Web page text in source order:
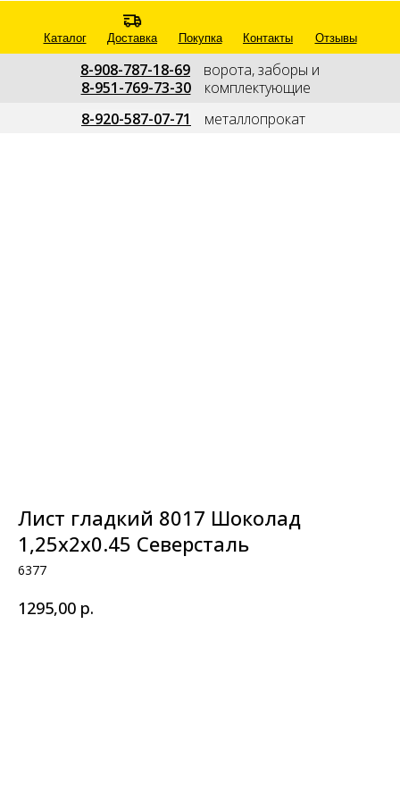
8-908-787-18-69
ворота, заборы и
8-951-769-73-30--- комплектующие
8-920-587-07-71 металлопрокат
Каталог Доставка Покупка Отзывы
Контакты
Лист гладкий 8017 Шоколад
1,25x2x0.45 Северсталь
6377
1295,00 р.